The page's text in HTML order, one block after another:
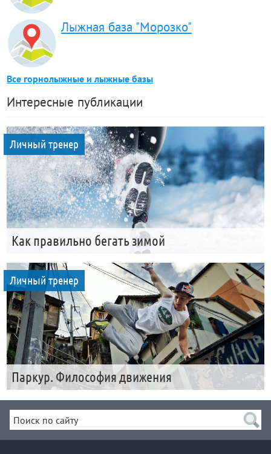
Лыжная база "Морозко"
Все горнолыжные и лыжные базы
Интересные публикации
Личный тренер
Как правильно бегать зимой
Личный тренер
Паркур. Философия движения